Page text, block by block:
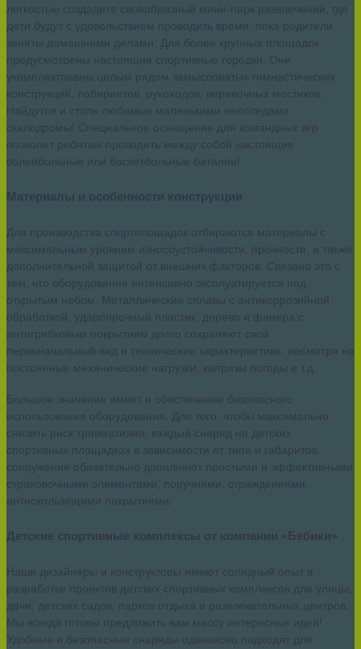
лёгкостью создадите своеобразный мини-парк развлечений, где
дети будут с удовольствием проводить время, пока родители
заняты домашними делами. Для более крупных площадок
предусмотрены настоящие спортивные городки. Они
укомплектованы целым рядом замысловатых гимнастических
конструкций, лабиринтов, рукоходов, веревочных мостиков.
Найдутся и столь любимые маленькими непоседами
скалодромы! Специальное оснащение для командных игр
позволит ребятам проводить между собой настоящие
волейбольные или баскетбольные баталии!
Материалы и особенности конструкции
Для производства спортплощадок отбираются материалы с
максимальным уровнем износоустойчивости, прочности, а также
дополнительной защитой от внешних факторов. Связано это с
тем, что оборудование интенсивно эксплуатируется под
открытым небом. Металлические сплавы с антикоррозийной
обработкой, ударопрочный пластик, дерево и фанера с
антигрибковым покрытием долго сохраняют свой
первоначальный вид и технические характеристики, несмотря на
постоянные механические нагрузки, капризы погоды и т.д.
Большое значение имеет и обеспечение безопасного
использования оборудования. Для того, чтобы максимально
снизить риск травматизма, каждый снаряд на детских
спортивных площадках в зависимости от типа и габаритов
сооружения обязательно дополняют простыми и эффективными
страховочными элементами, поручнями, ограждениями,
антискользящими покрытиями.
Детские спортивные комплексы от компании «Бебики»
Наши дизайнеры и конструкторы имеют солидный опыт в
разработке проектов детских спортивных комплексов для улицы,
дачи, детских садов, парков отдыха и развлекательных центров.
Мы всегда готовы предложить вам массу интересных идей!
Удобные и безопасные снаряды одинаково подходят для